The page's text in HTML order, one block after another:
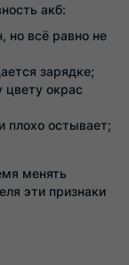
акб:
но всё равно не
зарядке;
окрас
плохо остывает;
менять
эти признаки